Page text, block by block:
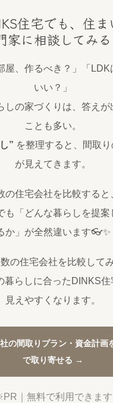
住宅でも、住ま
家に相談してみる
屋、作るべき？」「
いい？」
しの家づくりは、答えが
ことも多い。
” を整理すると、間取
が見えてきます。
の住宅会社を比較すると
も「どんな暮らしを提案
か」が全然違います👓✨
の住宅会社を比較してみ
暮らしに合ったDINKS
見えやすくなります。
の間取りプラン・資金計画
で取り寄せる →
｜無料で利用できます